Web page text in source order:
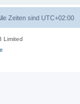
Zeiten sind UTC+02:00
Limited